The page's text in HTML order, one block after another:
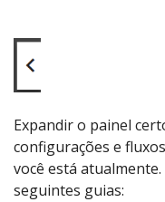
Expandir o painel
configurações e
você está
seguintes guias: